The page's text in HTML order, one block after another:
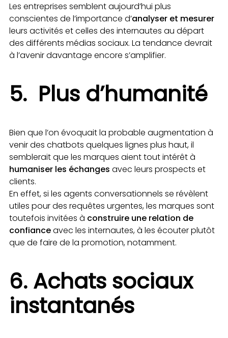
Les entreprises semblent aujourd’hui plus
conscientes de l’importance d’analyser et mesurer
leurs activités et celles des internautes au départ
des différents médias sociaux. La tendance devrait
à l’avenir davantage encore s’amplifier.
5. Plus d’humanité
Bien que l’on évoquait la probable augmentation à
venir des chatbots quelques lignes plus haut, il
semblerait que les marques aient tout intérêt à
humaniser les échanges avec leurs prospects et
clients.
En effet, si les agents conversationnels se révèlent
utiles pour des requêtes urgentes, les marques sont
toutefois invitées à construire une relation de
confianceavec les internautes, à les écouter plutôt
que de faire de la promotion, notamment.
6. Achats sociaux
instantanés